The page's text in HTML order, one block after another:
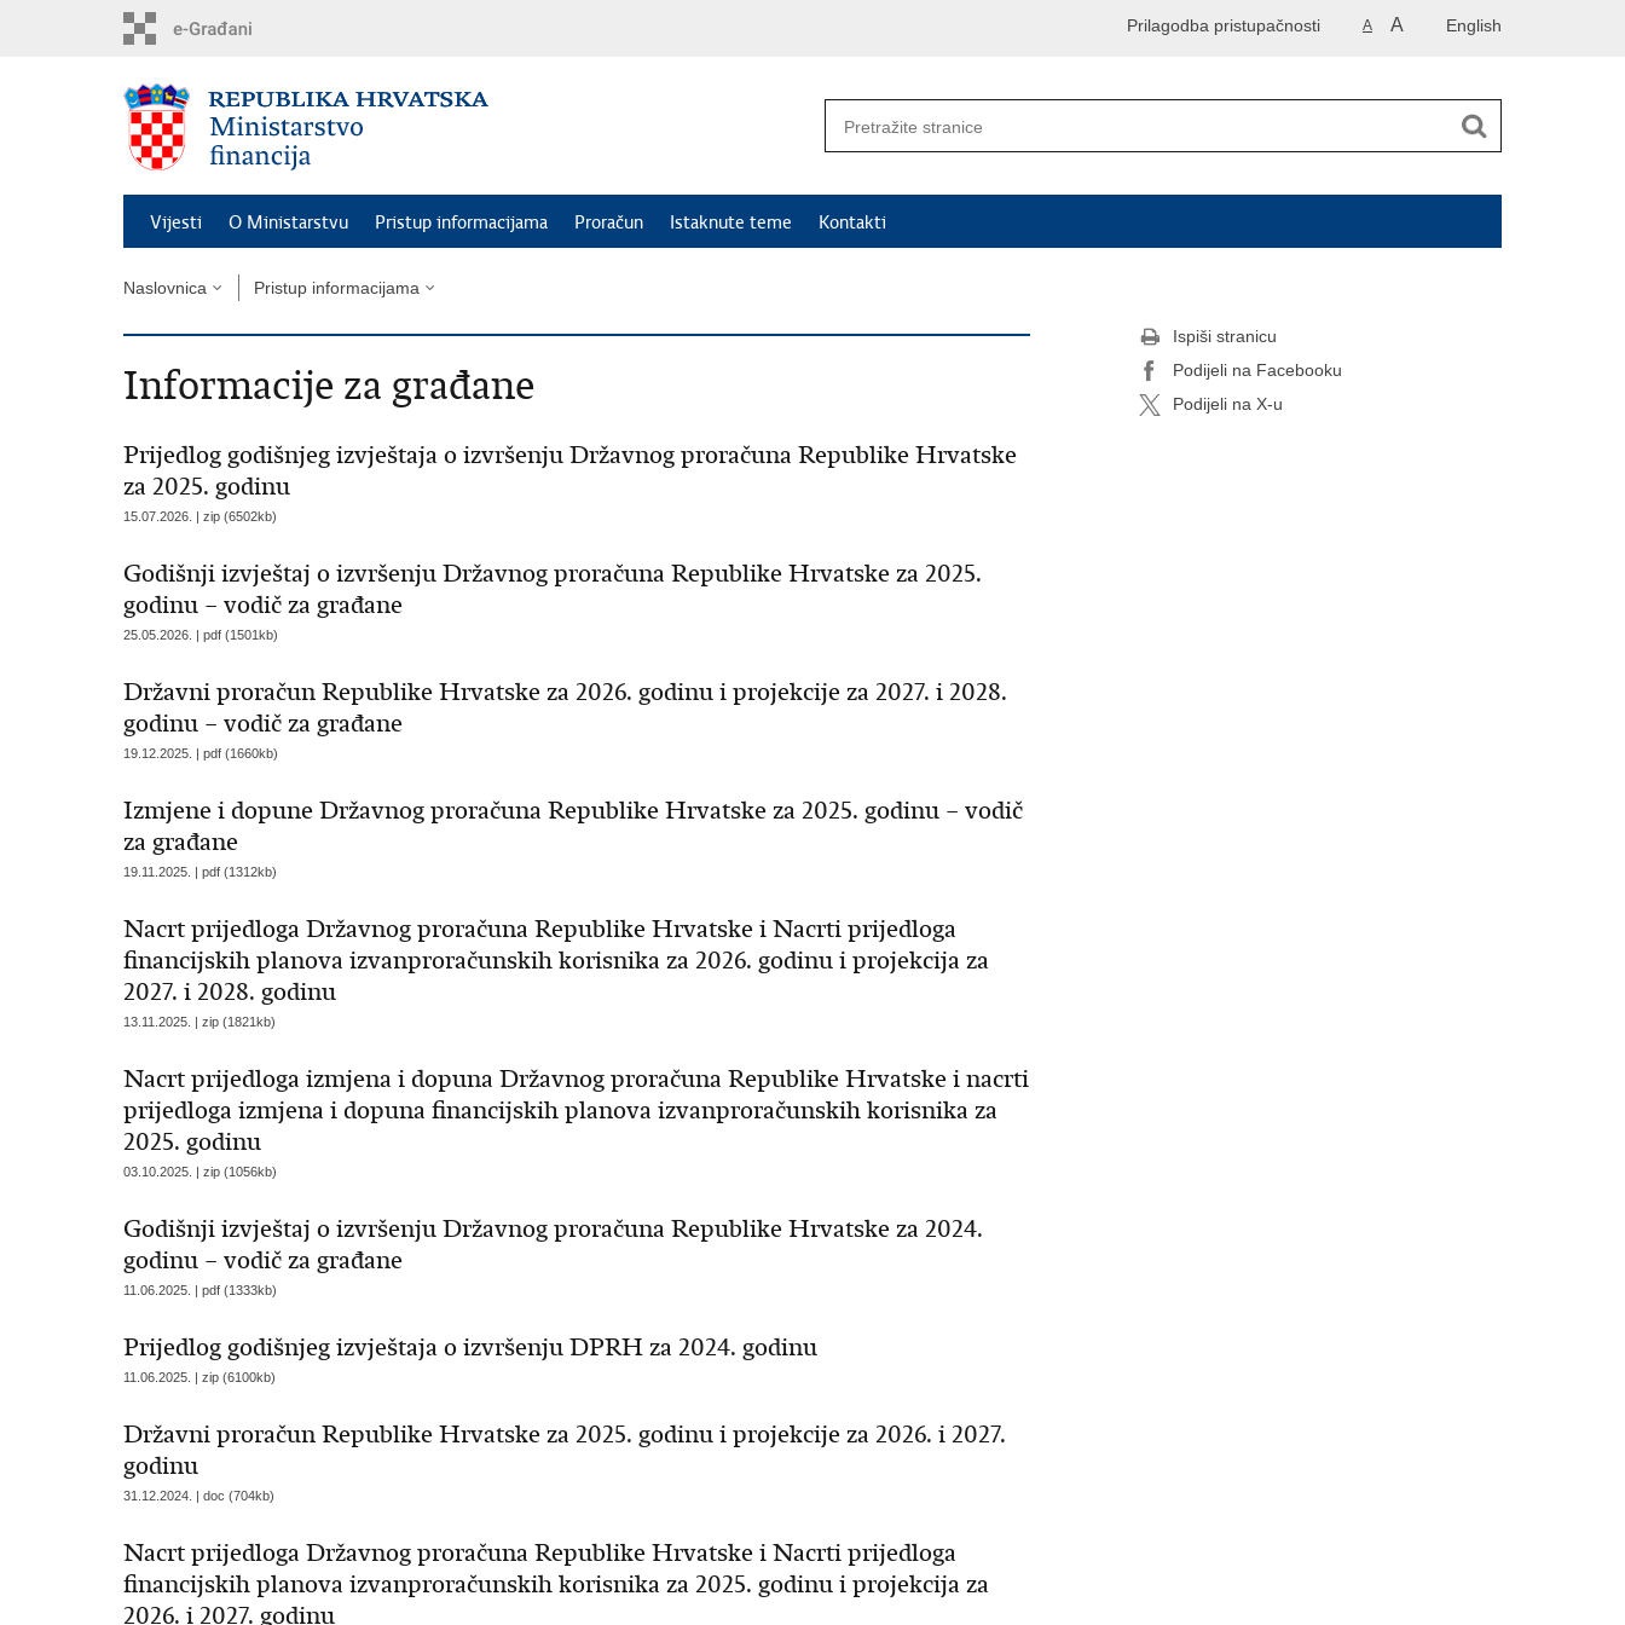
English
A A
Prilagodba pristupačnosti
Vijesti O Ministarstvu Pristup informacijama Proračun Istaknute teme Kontakti
Naslovnica Pristup informacijama
Informacije za građane
Prijedlog godišnjeg izvještaja o izvršenju Državnog proračuna Republike Hrvatske
za 2025. godinu
15.07.2026. | zip (6502kb)
Godišnji izvještaj o izvršenju Državnog proračuna Republike Hrvatske za 2025.
godinu – vodič za građane
25.05.2026. | pdf (1501kb)
Državni proračun Republike Hrvatske za 2026. godinu i projekcije za 2027. i 2028.
godinu – vodič za građane
19.12.2025. | pdf (1660kb)
Izmjene i dopune Državnog proračuna Republike Hrvatske za 2025. godinu – vodič
za građane
19.11.2025. | pdf (1312kb)
Nacrt prijedloga Državnog proračuna Republike Hrvatske i Nacrti prijedloga
financijskih planova izvanproračunskih korisnika za 2026. godinu i projekcija za
2027. i 2028. godinu
13.11.2025. | zip (1821kb)
Nacrt prijedloga izmjena i dopuna Državnog proračuna Republike Hrvatske i nacrti
prijedloga izmjena i dopuna financijskih planova izvanproračunskih korisnika za
2025. godinu
03.10.2025. | zip (1056kb)
Godišnji izvještaj o izvršenju Državnog proračuna Republike Hrvatske za 2024.
godinu – vodič za građane
11.06.2025. | pdf (1333kb)
Prijedlog godišnjeg izvještaja o izvršenju DPRH za 2024. godinu
11.06.2025. | zip (6100kb)
Državni proračun Republike Hrvatske za 2025. godinu i projekcije za 2026. i 2027.
godinu
31.12.2024. | doc (704kb)
Nacrt prijedloga Državnog proračuna Republike Hrvatske i Nacrti prijedloga
financijskih planova izvanproračunskih korisnika za 2025. godinu i projekcija za
2026. i 2027. godinu
Ispiši stranicu
Podijeli na Facebooku
Podijeli na X-u